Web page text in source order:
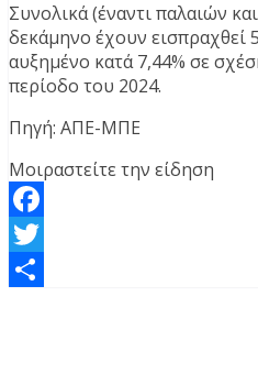
Συνολικά (έναντι παλαιών
δεκάμηνο έχουν εισπραχθεί
αυξημένο κατά 7,44% σε
περίοδο του 2024.
Πηγή: ΑΠΕ-ΜΠΕ
Μοιραστείτε την είδηση
Facebook
Twitter